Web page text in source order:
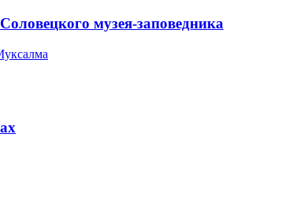
музея-заповедника